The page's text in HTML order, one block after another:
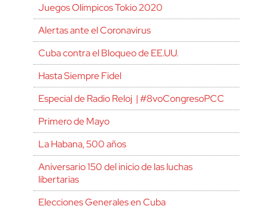
Juegos Olímpicos Tokio 2020
Alertas ante el Coronavirus
Cuba contra el Bloqueo de EE.UU.
Hasta Siempre Fidel
Especial de Radio Reloj | #8voCongresoPCC
Primero de Mayo
La Habana, 500 años
Aniversario 150 del inicio de las luchas
libertarias
Elecciones Generales en Cuba